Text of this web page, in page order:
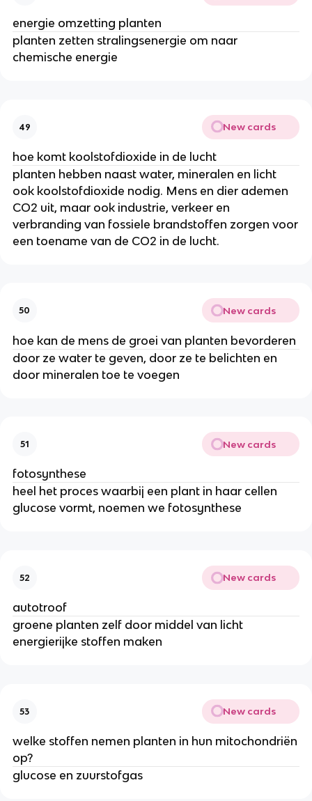
energie omzetting planten
planten zetten stralingsenergie om naar
chemische energie
49 New cards
hoe komt koolstofdioxide in de lucht
planten hebben naast water, mineralen en licht
ook koolstofdioxide nodig. Mens en dier ademen
CO2 uit, maar ook industrie, verkeer en
verbranding van fossiele brandstoffen zorgen voor
een toename van de CO2 in de lucht.
50 New cards
hoe kan de mens de groei van planten bevorderen
door ze water te geven, door ze te belichten en
door mineralen toe te voegen
51 New cards
fotosynthese
heel het proces waarbij een plant in haar cellen
glucose vormt, noemen we fotosynthese
52 New cards
autotroof
groene planten zelf door middel van licht
energierijke stoffen maken
53 New cards
welke stoffen nemen planten in hun mitochondriën
op?
glucose en zuurstofgas